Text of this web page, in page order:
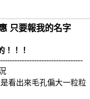
只要報我的名字
！！！
看出來毛孔偏大一粒粒